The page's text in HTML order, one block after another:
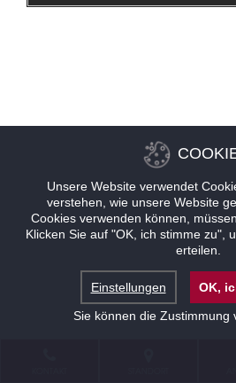
Unsere Website verwendet
verstehen, wie unsere Website
Cookies verwenden können,
Klicken Sie auf "OK, ich stimme zu",
erteilen.
Einstellungen
OK,
Sie können die Zustimmung